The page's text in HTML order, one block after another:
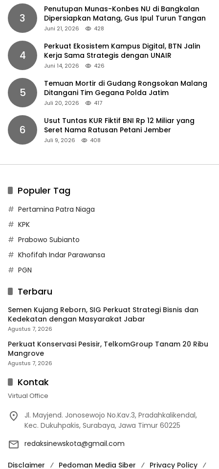
3
Penutupan Munas-Konbes NU di Bangkalan
Dipersiapkan Matang, Gus Ipul Turun Tangan
Juni 21, 2026 428
4
Perkuat Ekosistem Kampus Digital, BTN Jalin
Kerja Sama Strategis dengan UNAIR
Juni 14, 2026 426
5
Temuan Mortir di Gudang Rongsokan Malang
Ditangani Tim Gegana Polda Jatim
Juli 20, 2026 417
6
Usut Tuntas KUR Fiktif BNI Rp 12 Miliar yang
Seret Nama Ratusan Petani Jember
Juli 9, 2026 408
Populer Tag
Pertamina Patra Niaga
KPK
Prabowo Subianto
Khofifah Indar Parawansa
PGN
Terbaru
Semen Kujang Reborn, SIG Perkuat Strategi Bisnis dan
Kedekatan dengan Masyarakat Jabar
Agustus 7, 2026
Perkuat Konservasi Pesisir, TelkomGroup Tanam 20 Ribu
Mangrove
Agustus 7, 2026
Kontak
Virtual Office
Jl. Mayjend. Jonosewojo No.Kav.3, Pradahkalikendal,
Kec. Dukuhpakis, Surabaya, Jawa Timur 60225
redaksinewskota@gmail.com
Disclaimer Pedoman Media Siber Privacy Policy